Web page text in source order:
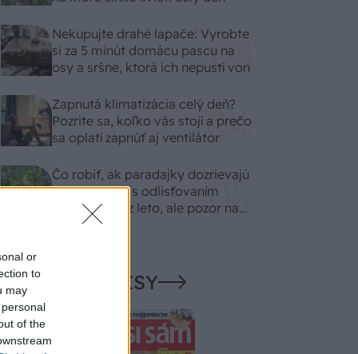
or
to
may
of the
Nekupujte drahé lapače: Vyrobte
si za 5 minút domácu pascu na
osy a sršne, ktorá ich nepustí von
Zapnutá klimatizácia celý deň?
Pozrite sa, koľko vás stojí a prečo
sa oplatí zapnúť aj ventilátor
Čo robiť, ak paradajky dozrievajú
pomaly? Trik s odlisťovaním
funguje aj cez leto, ale pozor na
chyby
NAŠE ČASOPISY